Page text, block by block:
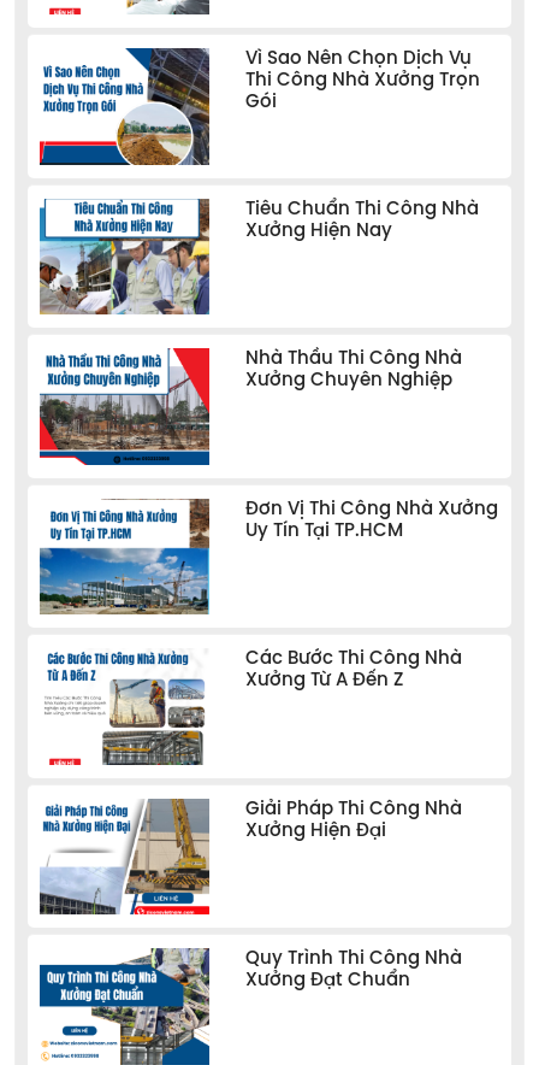
Vì Sao Nên Chọn Dịch Vụ
Thi Công Nhà Xưởng Trọn
Gói
Tiêu Chuẩn Thi Công Nhà
Xưởng Hiện Nay
Nhà Thầu Thi Công Nhà
Xưởng Chuyên Nghiệp
Đơn Vị Thi Công Nhà Xưởng
Uy Tín Tại TP.HCM
Các Bước Thi Công Nhà
Xưởng Từ A Đến Z
Giải Pháp Thi Công Nhà
Xưởng Hiện Đại
Quy Trình Thi Công Nhà
Xưởng Đạt Chuẩn